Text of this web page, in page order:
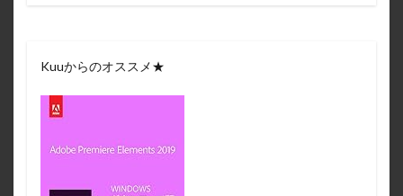
Kuuからのオススメ★